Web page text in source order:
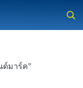
ด์มาร์ค"